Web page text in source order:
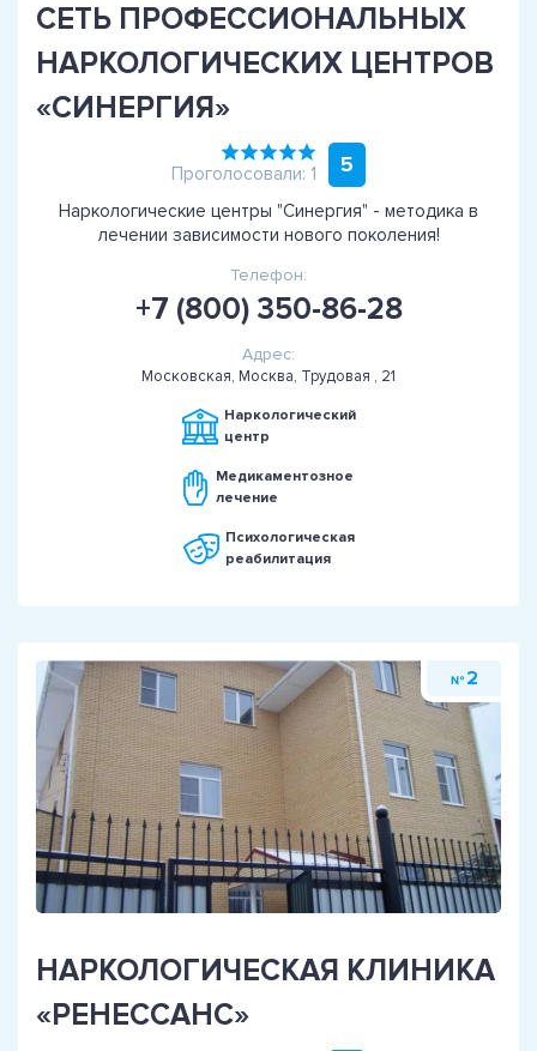
СЕТЬ ПРОФЕССИОНАЛЬНЫХ
НАРКОЛОГИЧЕСКИХ ЦЕНТРОВ
«СИНЕРГИЯ»
Проголосовали: 1 5
Наркологические центры "Синергия" - методика в
лечении зависимости нового поколения!
Телефон:
+7 (800) 350-86-28
Адрес:
Московская, Москва, Трудовая , 21
Наркологический
центр
Медикаментозное
лечение
Психологическая
реабилитация
№ 2
НАРКОЛОГИЧЕСКАЯ КЛИНИКА
«РЕНЕССАНС»